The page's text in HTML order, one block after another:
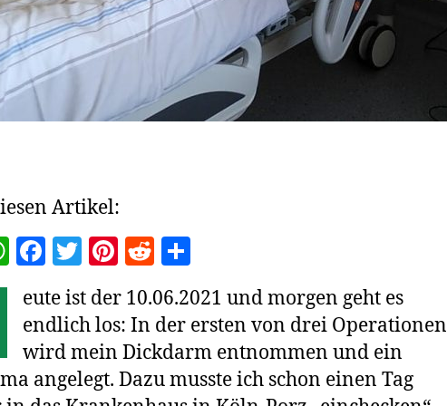
Artikel:
W
at
A
p
F
c
e
b
o
T
w
itt
er
Pi
er
es
t
R
d
di
t
le
n
eute ist der 10.06.2021 und morgen geht es
endlich los: In der ersten von drei Operationen
wird mein Dickdarm entnommen und ein
angelegt. Dazu musste ich schon einen Tag